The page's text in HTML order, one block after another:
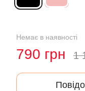
Немає в наявності
790 грн 1